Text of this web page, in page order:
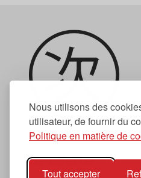
Nous utilisons des
utilisateur, de fournir du
Politique en matière de
Tout accepter
Newsletter